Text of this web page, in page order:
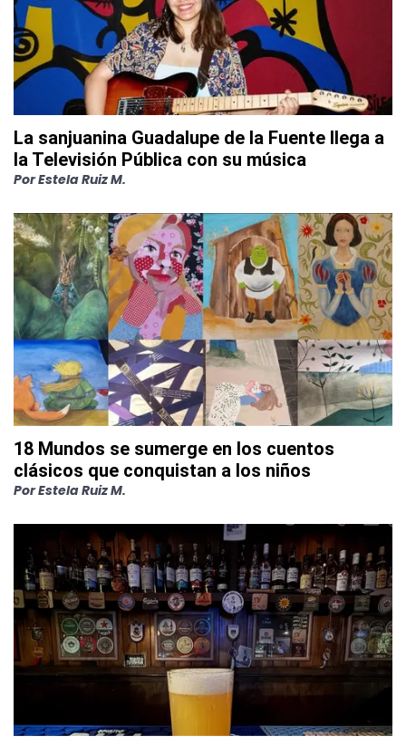
La sanjuanina Guadalupe de la Fuente llega a
la Televisión Pública con su música
PorEstela Ruiz M.
18 Mundos se sumerge en los cuentos
clásicos que conquistan a los niños
PorEstela Ruiz M.